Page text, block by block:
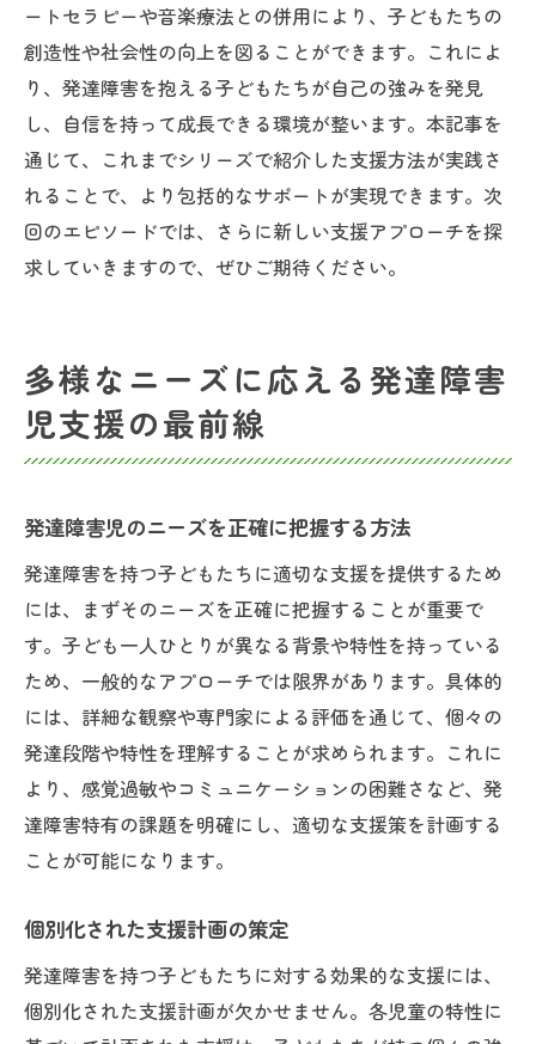
ートセラピーや音楽療法との併用により、子どもたちの
創造性や社会性の向上を図ることができます。これによ
り、発達障害を抱える子どもたちが自己の強みを発見
し、自信を持って成長できる環境が整います。本記事を
通じて、これまでシリーズで紹介した支援方法が実践さ
れることで、より包括的なサポートが実現できます。次
回のエピソードでは、さらに新しい支援アプローチを探
求していきますので、ぜひご期待ください。
多様なニーズに応える発達障害
児支援の最前線
発達障害児のニーズを正確に把握する方法
発達障害を持つ子どもたちに適切な支援を提供するため
には、まずそのニーズを正確に把握することが重要で
す。子ども一人ひとりが異なる背景や特性を持っている
ため、一般的なアプローチでは限界があります。具体的
には、詳細な観察や専門家による評価を通じて、個々の
発達段階や特性を理解することが求められます。これに
より、感覚過敏やコミュニケーションの困難さなど、発
達障害特有の課題を明確にし、適切な支援策を計画する
ことが可能になります。
個別化された支援計画の策定
発達障害を持つ子どもたちに対する効果的な支援には、
個別化された支援計画が欠かせません。各児童の特性に